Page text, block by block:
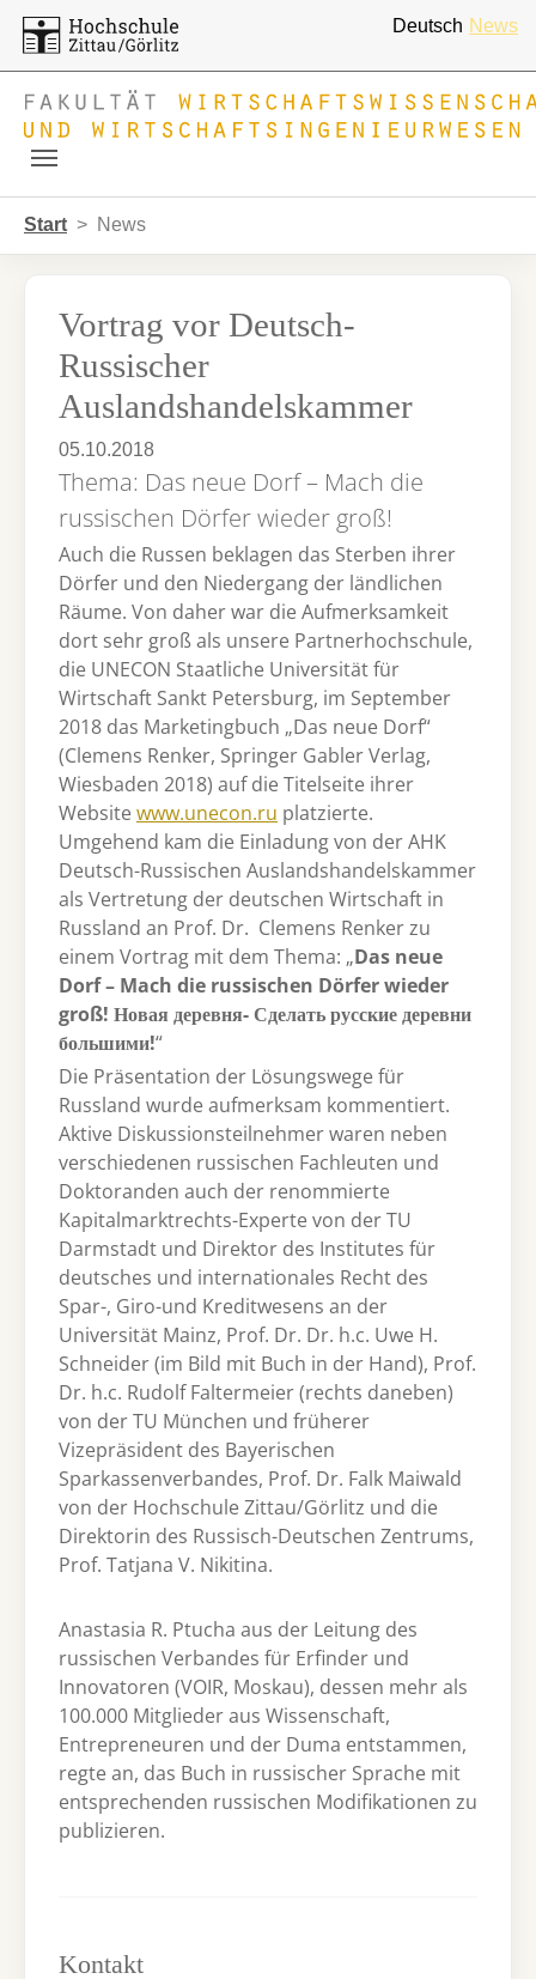
Deutsch News
Start News
Vortrag vor Deutsch-
Russischer
Auslandshandelskammer
05.10.2018
Thema: Das neue Dorf – Mach die
russischen Dörfer wieder groß!
Auch die Russen beklagen das Sterben ihrer
Dörfer und den Niedergang der ländlichen
Räume. Von daher war die Aufmerksamkeit
dort sehr groß als unsere Partnerhochschule,
die UNECON Staatliche Universität für
Wirtschaft Sankt Petersburg, im September
2018 das Marketingbuch „Das neue Dorf“
(Clemens Renker, Springer Gabler Verlag,
Wiesbaden 2018) auf die Titelseite ihrer
Website www.unecon.ru platzierte.
Umgehend kam die Einladung von der AHK
Deutsch-Russischen Auslandshandelskammer
als Vertretung der deutschen Wirtschaft in
Russland an Prof. Dr. Clemens Renker zu
einem Vortrag mit dem Thema: „Das neue
Dorf – Mach die russischen Dörfer wieder
groß! Новая деревня- Сделать русские деревни
большими!“
Die Präsentation der Lösungswege für
Russland wurde aufmerksam kommentiert.
Aktive Diskussionsteilnehmer waren neben
verschiedenen russischen Fachleuten und
Doktoranden auch der renommierte
Kapitalmarktrechts-Experte von der TU
Darmstadt und Direktor des Institutes für
deutsches und internationales Recht des
Spar-, Giro-und Kreditwesens an der
Universität Mainz, Prof. Dr. Dr. h.c. Uwe H.
Schneider (im Bild mit Buch in der Hand), Prof.
Dr. h.c. Rudolf Faltermeier (rechts daneben)
von der TU München und früherer
Vizepräsident des Bayerischen
Sparkassenverbandes, Prof. Dr. Falk Maiwald
von der Hochschule Zittau/Görlitz und die
Direktorin des Russisch-Deutschen Zentrums,
Prof. Tatjana V. Nikitina.
Anastasia R. Ptucha aus der Leitung des
russischen Verbandes für Erfinder und
Innovatoren (VOIR, Moskau), dessen mehr als
100.000 Mitglieder aus Wissenschaft,
Entrepreneuren und der Duma entstammen,
regte an, das Buch in russischer Sprache mit
entsprechenden russischen Modifikationen zu
publizieren.
Kontakt